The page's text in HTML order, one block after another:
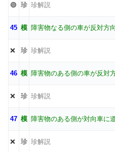
🟢 珍 珍解説
45 模 障害物なる側の車が反対方
❌ 珍 珍解説
46 模 障害物のある側の車が反対
❌ 珍 珍解説
47 模 障害物のある側が対向車に
❌ 珍 珍解説